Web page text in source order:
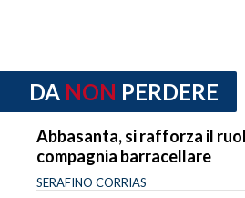
DA NON PERDERE
Abbasanta, si rafforza il
compagnia barracellare
SERAFINO CORRIAS